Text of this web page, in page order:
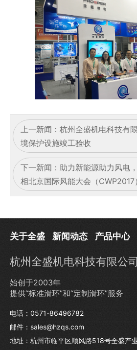
上一新闻： 杭州全盛机电科技有
境保护设施竣工验收
下一新闻： 助力新能源助力风电
相北京国际风能大会（CWP2017）
关于全盛 新闻动态 产品中心
杭州全盛机电科技有限公司
始创于2003年
提供“标准滑环”和“定制滑环”服务
电话：0571-86496782
邮件：sales@hzqs.com
地址：杭州市临平区顺风路518号全盛产